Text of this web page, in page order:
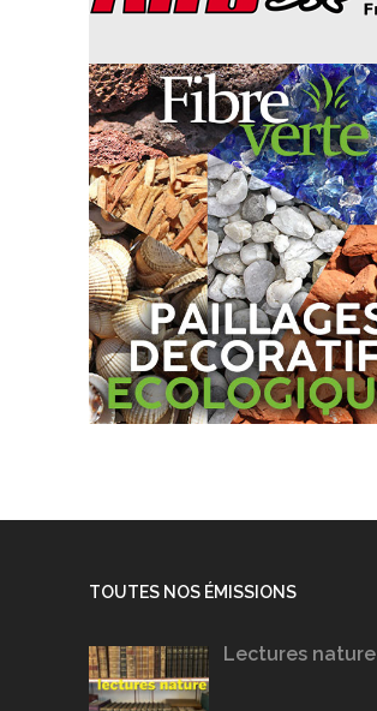
TOUTES NOS ÉMISSIONS
Lectures nature